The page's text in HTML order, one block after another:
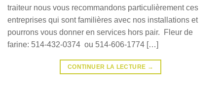
traiteur nous vous recommandons particulièrement ces
entreprises qui sont familières avec nos installations et
pourrons vous donner en services hors pair. Fleur de
farine: 514-432-0374 ou 514-606-1774 […]
CONTINUER LA LECTURE →